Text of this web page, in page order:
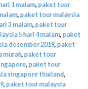
1 malam, paket tour
, paket tour malaysia
3 malam, paket tour
5 hari 4 malam, paket
desember 2019, paket
murah, paket tour
, paket tour
singapore thailand,
, paket tour malaysia